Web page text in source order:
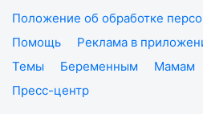
Положение об обработке
Помощь
Реклама в
Темы
Беременным Мамам
Пресс-центр